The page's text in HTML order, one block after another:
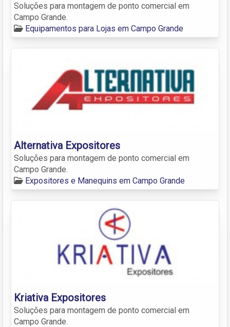
Soluções para montagem de ponto comercial em
Campo Grande.
Equipamentos para Lojas em Campo Grande
Alternativa Expositores
Soluções para montagem de ponto comercial em
Campo Grande.
Expositores e Manequins em Campo Grande
Kriativa Expositores
Soluções para montagem de ponto comercial em
Campo Grande.